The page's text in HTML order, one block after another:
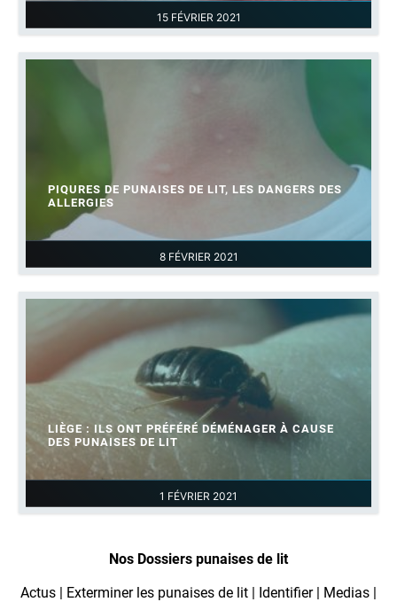
15 FÉVRIER 2021
8 FÉVRIER 2021
PIQURES DE PUNAISES DE LIT, LES DANGERS DES
ALLERGIES
1 FÉVRIER 2021
LIÈGE : ILS ONT PRÉFÉRÉ DÉMÉNAGER À CAUSE
DES PUNAISES DE LIT
Nos Dossiers punaises de lit
Actus | Exterminer les punaises de lit | Identifier| Medias |